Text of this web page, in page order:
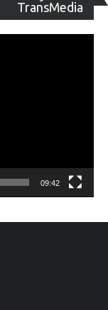
TransMedia
de
09:42